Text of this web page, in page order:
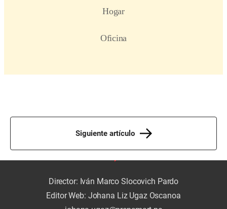
Siguiente artículo
Director: Iván Marco Slocovich Pardo
Editor Web: Johana Liz Ugaz Oscanoa